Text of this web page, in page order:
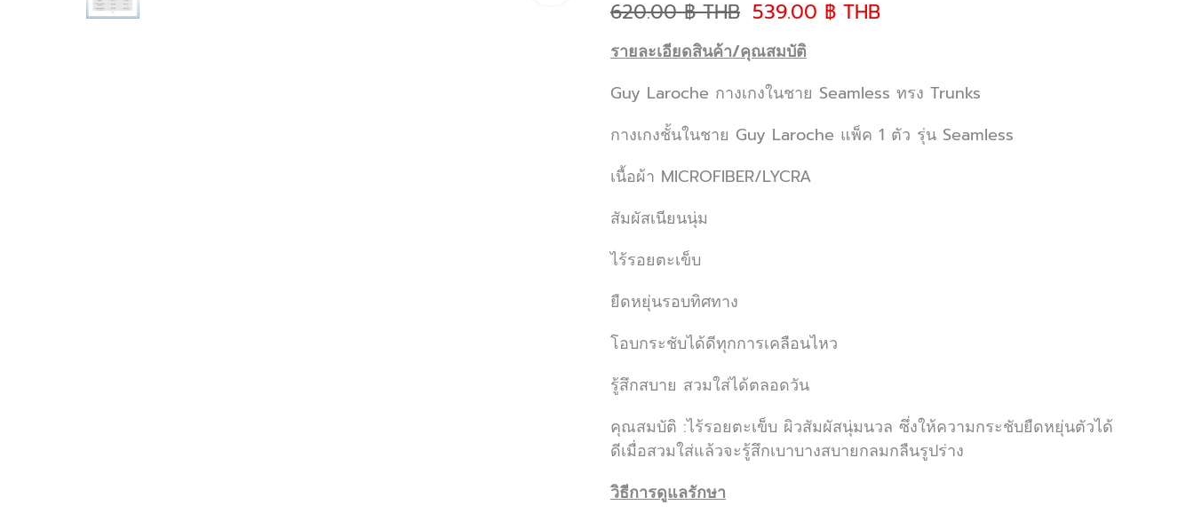
620.00 ฿ THB 539.00 ฿ THB
รายละเอียดสินค้า/คุณสมบัติ
Guy Laroche กางเกงในชาย Seamless ทรง Trunks
กางเกงชั้นในชาย Guy Laroche แพ็ค 1 ตัว รุ่น Seamless
เนื้อผ้า MICROFIBER/LYCRA
สัมผัสเนียนนุ่ม
ไร้รอยตะเข็บ
ยืดหยุ่นรอบทิศทาง
โอบกระชับได้ดีทุกการเคลือนไหว
รู้สึกสบาย สวมใส่ได้ตลอดวัน
คุณสมบัติ :ไร้รอยตะเข็บ ผิวสัมผัสนุ่มนวล ซึ่งให้ความกระชับยืดหยุ่นตัวได้
ดีเมื่อสวมใส่แล้วจะรู้สึกเบาบางสบายกลมกลืนรูปร่าง
วิธีการดูแลรักษา